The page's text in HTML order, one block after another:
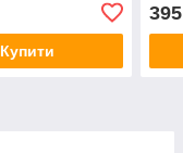
Купити
395